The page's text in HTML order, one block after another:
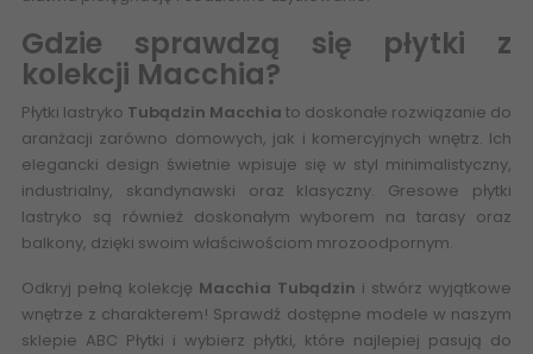
Gdzie sprawdzą się płytki z
kolekcji Macchia?
Płytki lastryko Tubądzin Macchia to doskonałe rozwiązanie do
aranżacji zarówno domowych, jak i komercyjnych wnętrz. Ich
elegancki design świetnie wpisuje się w styl minimalistyczny,
industrialny, skandynawski oraz klasyczny. Gresowe płytki
lastryko są również doskonałym wyborem na tarasy oraz
balkony, dzięki swoim właściwościom mrozoodpornym.
Odkryj pełną kolekcję Macchia Tubądzin i stwórz wyjątkowe
wnętrze z charakterem! Sprawdź dostępne modele w naszym
sklepie ABC Płytki i wybierz płytki, które najlepiej pasują do